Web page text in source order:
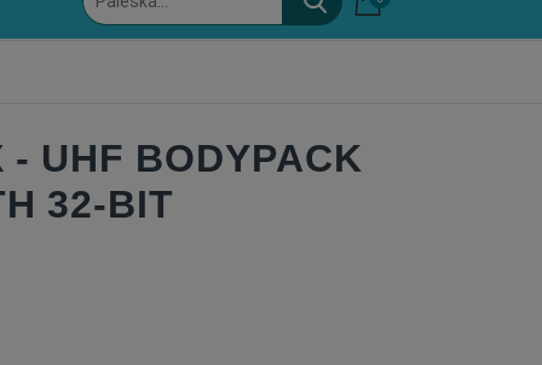
UHF BODYPACK
32-BIT